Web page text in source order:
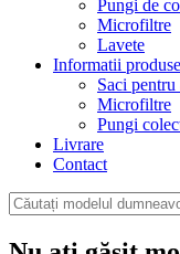
Pungi de
Microfiltre
Lavete
Informatii produse
Saci pentru
Microfiltre
Pungi
Livrare
Contact